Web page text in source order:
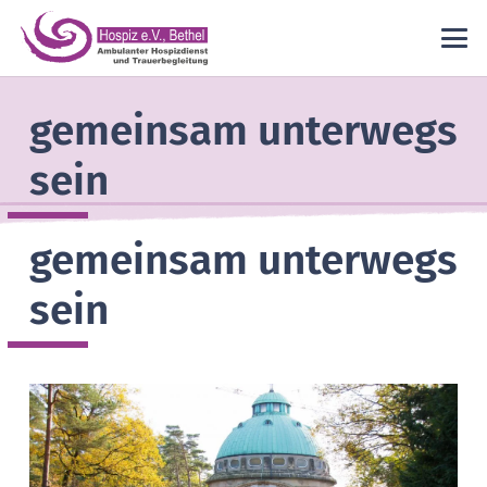
gemeinsam unterwegs
sein
gemeinsam unterwegs
sein